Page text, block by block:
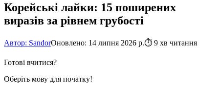
Корейські лайки: 15 поширених
виразів за рівнем грубості
Автор: SandorОновлено: 14 липня 2026 р.⏱ 9 хв читання
Готові вчитися?
Оберіть мову для початку!